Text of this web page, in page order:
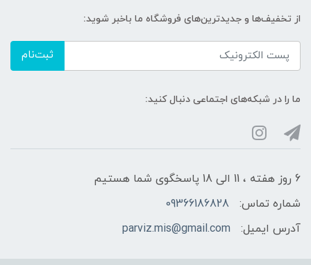
از تخفیف‌ها و جدیدترین‌های فروشگاه ما باخبر شوید:
ثبت‌نام
ما را در شبکه‌های اجتماعی دنبال کنید:
6 روز هفته ، 11 الی 18 پاسخگوی شما هستیم
شماره تماس:
09366186828
آدرس ایمیل:
parviz.mis@gmail.com